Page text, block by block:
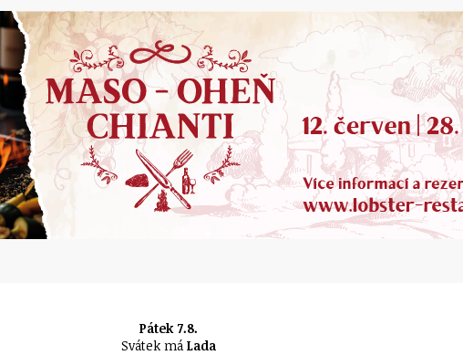
Pátek 7.8.
Svátek má Lada